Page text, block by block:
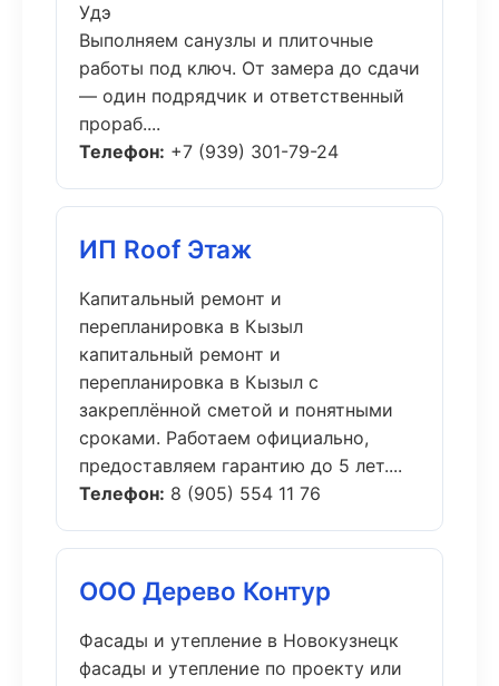
Удэ
Выполняем санузлы и плиточные
работы под ключ. От замера до сдачи
— один подрядчик и ответственный
прораб....
Телефон: +7 (939) 301-79-24
ИП Roof Этаж
Капитальный ремонт и
перепланировка в Кызыл
капитальный ремонт и
перепланировка в Кызыл с
закреплённой сметой и понятными
сроками. Работаем официально,
предоставляем гарантию до 5 лет....
Телефон: 8 (905) 554 11 76
ООО Дерево Контур
Фасады и утепление в Новокузнецк
фасады и утепление по проекту или